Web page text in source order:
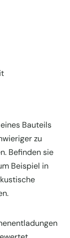
Bauteils
zu
Befinden sie
Beispiel in